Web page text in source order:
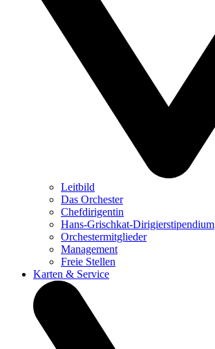
Leitbild
Das Orchester
Chefdirigentin
Hans-Grischkat-Dirigierstipendium
Orchestermitglieder
Management
Freie Stellen
Karten & Service